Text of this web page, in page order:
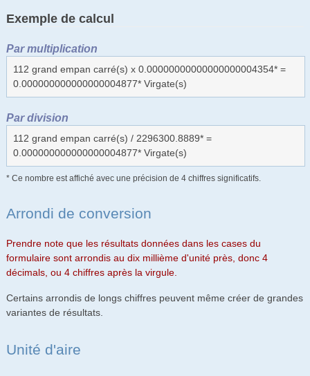
Exemple de calcul
Par multiplication
112 grand empan carré(s) x 0.00000000000000000004354* =
0.000000000000000004877* Virgate(s)
Par division
112 grand empan carré(s) / 2296300.8889* =
0.000000000000000004877* Virgate(s)
* Ce nombre est affiché avec une précision de 4 chiffres significatifs.
Arrondi de conversion
Prendre note que les résultats données dans les cases du
formulaire sont arrondis au dix millième d'unité près, donc 4
décimals, ou 4 chiffres après la virgule.
Certains arrondis de longs chiffres peuvent même créer de grandes
variantes de résultats.
Unité d'aire